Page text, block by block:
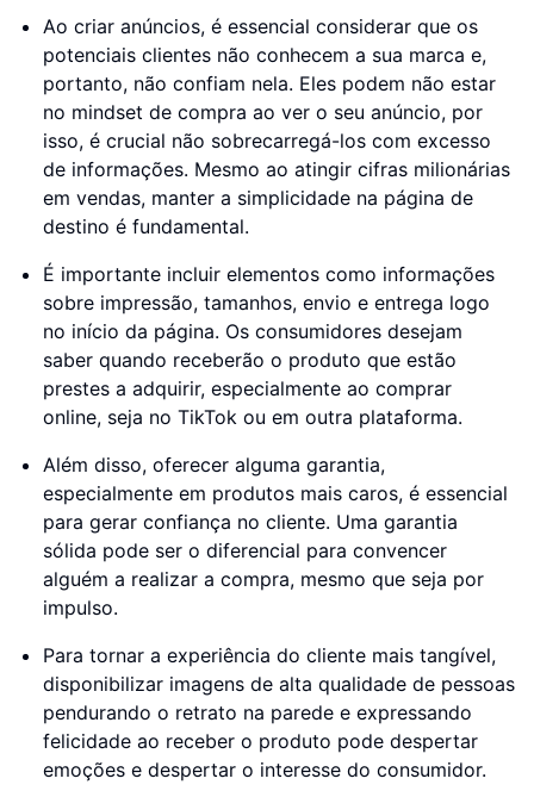
Ao criar anúncios, é essencial considerar que os
potenciais clientes não conhecem a sua marca e,
portanto, não confiam nela. Eles podem não estar
no mindset de compra ao ver o seu anúncio, por
isso, é crucial não sobrecarregá-los com excesso
de informações. Mesmo ao atingir cifras milionárias
em vendas, manter a simplicidade na página de
destino é fundamental.
É importante incluir elementos como informações
sobre impressão, tamanhos, envio e entrega logo
no início da página. Os consumidores desejam
saber quando receberão o produto que estão
prestes a adquirir, especialmente ao comprar
online, seja no TikTok ou em outra plataforma.
Além disso, oferecer alguma garantia,
especialmente em produtos mais caros, é essencial
para gerar confiança no cliente. Uma garantia
sólida pode ser o diferencial para convencer
alguém a realizar a compra, mesmo que seja por
impulso.
Para tornar a experiência do cliente mais tangível,
disponibilizar imagens de alta qualidade de pessoas
pendurando o retrato na parede e expressando
felicidade ao receber o produto pode despertar
emoções e despertar o interesse do consumidor.